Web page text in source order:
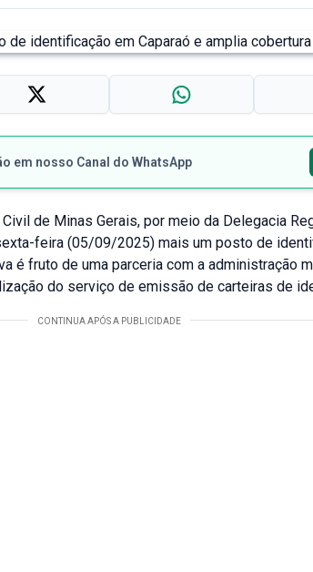
em nosso Canal do WhatsApp
de Minas Gerais, por meio da Delegacia
feira (05/09/2025) mais um posto de
é fruto de uma parceria com a administração
do serviço de emissão de carteiras de